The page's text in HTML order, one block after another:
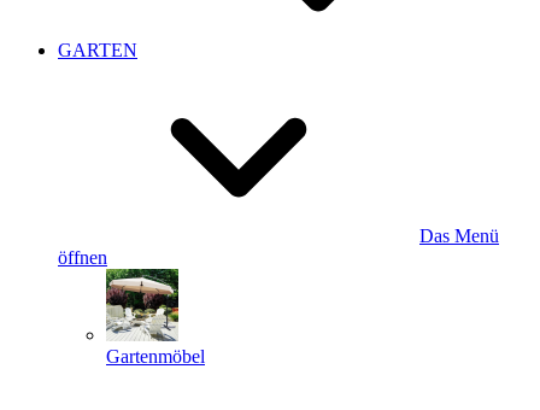
GARTEN
Das Menü
öffnen
Gartenmöbel